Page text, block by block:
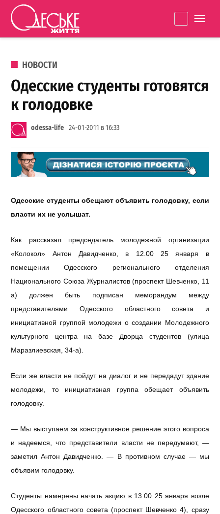
Перейти к содержанию
життя
ОПУБЛИКОВАНО В
НОВОСТИ
Одесские студенты готовятся
к голодовке
odessa-life 24-01-2011 в 16:33
Одесские студенты обещают объявить голодовку, если
власти их не услышат.
Как рассказал председатель молодежной организации
«Колокол» Антон Давидченко, в 12.00 25 января в
помещении Одесского регионального отделения
Национального Союза Журналистов (проспект Шевченко, 11
а) должен быть подписан меморандум между
представителями Одесского областного совета и
инициативной группой молодежи о создании Молодежного
культурного центра на базе Дворца студентов (улица
Маразлиевская, 34-а).
Если же власти не пойдут на диалог и не передадут здание
молодежи, то инициативная группа обещает объявить
голодовку.
— Мы выступаем за конструктивное решение этого вопроса
и надеемся, что представители власти не передумают, —
заметил Антон Давидченко. — В противном случае — мы
объявим голодовку.
Студенты намерены начать акцию в 13.00 25 января возле
Одесского областного совета (проспект Шевченко 4), сразу